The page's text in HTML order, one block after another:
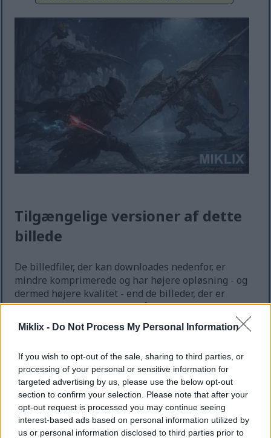
Miklix - Do Not Process My Personal Information
If you wish to opt-out of the sale, sharing to third parties, or
processing of your personal or sensitive information for
targeted advertising by us, please use the below opt-out
section to confirm your selection. Please note that after your
opt-out request is processed you may continue seeing
interest-based ads based on personal information utilized by
us or personal information disclosed to third parties prior to
Tilgængelige versioner af dette
billede
De billedfiler, der kan downloades nedenfor, er
mindre komprimerede og har højere opløsning - og
dermed højere kvalitet - end de billeder, der er
indlejret i artikler og sider på dette websted, som er
mere optimerede med hensyn til filstørrelse for at
reducere båndbreddeforbruget.
Almindelig størrelse(1,536 x 1,024)
AVIF(78 KB)
WebP(187 KB)
JPEG(379 KB)